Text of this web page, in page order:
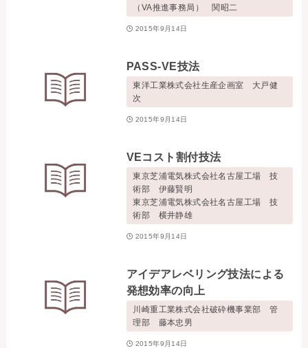
03-5430-4488
（VA推進事務局） 関昭二
2015年9月14日
PASS-VE技法
東洋工業株式会社生産企画室 大戸健
次
2015年9月14日
VEコスト割付技法
東京芝浦電気株式会社名古屋工場 技
術部 伊藤賢明
東京芝浦電気株式会社名古屋工場 技
術部 横井静雄
2015年9月14日
アイデアレベリング技法による
発想効率の向上
川崎重工業株式会社破砕機事業部 管
理部 藤本忠男
2015年9月14日